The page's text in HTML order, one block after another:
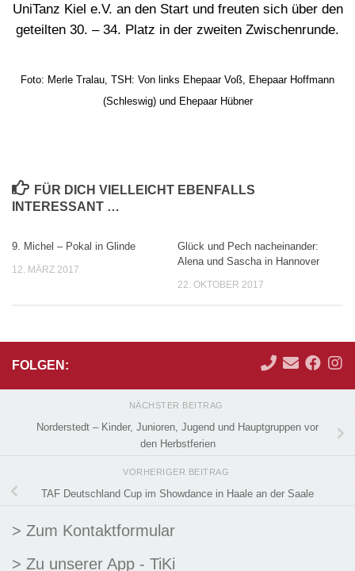
UniTanz Kiel e.V. an den Start und freuten sich über den
geteilten 30. – 34. Platz in der zweiten Zwischenrunde.
Foto: Merle Tralau, TSH: Von links Ehepaar Voß, Ehepaar Hoffmann
(Schleswig) und Ehepaar Hübner
FÜR DICH VIELLEICHT EBENFALLS
INTERESSANT …
9. Michel – Pokal in Glinde
12. MÄRZ 2017
Glück und Pech nacheinander:
Alena und Sascha in Hannover
22. OKTOBER 2017
FOLGEN:
NÄCHSTER BEITRAG
Norderstedt – Kinder, Junioren, Jugend und Hauptgruppen vor
den Herbstferien
VORHERIGER BEITRAG
TAF Deutschland Cup im Showdance in Haale an der Saale
> Zum Kontaktformular
> Zu unserer App - TiKi